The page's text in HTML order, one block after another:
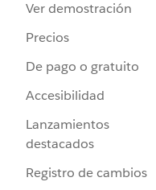
Ver demostración
Precios
De pago o gratuito
Accesibilidad
Lanzamientos
destacados
Registro de cambios